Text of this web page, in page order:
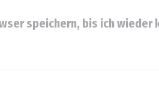
speichern, bis ich wieder